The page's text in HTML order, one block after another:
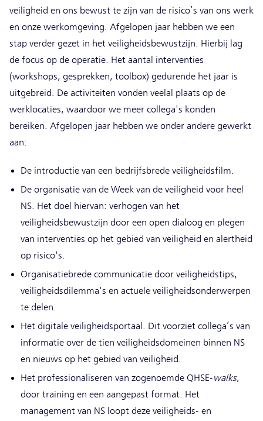
veiligheid en ons bewust te zijn van de risico’s van ons werk
en onze werkomgeving. Afgelopen jaar hebben we een
stap verder gezet in het veiligheidsbewustzijn. Hierbij lag
de focus op de operatie. Het aantal interventies
(workshops, gesprekken, toolbox) gedurende het jaar is
uitgebreid. De activiteiten vonden veelal plaats op de
werklocaties, waardoor we meer collega's konden
bereiken. Afgelopen jaar hebben we onder andere gewerkt
aan:
De introductie van een bedrijfsbrede veiligheidsfilm.
De organisatie van de Week van de veiligheid voor heel
NS. Het doel hiervan: verhogen van het
veiligheidsbewustzijn door een open dialoog en plegen
van interventies op het gebied van veiligheid en alertheid
op risico's.
Organisatiebrede communicatie door veiligheidstips,
veiligheidsdilemma's en actuele veiligheidsonderwerpen
te delen.
Het digitale veiligheidsportaal. Dit voorziet collega’s van
informatie over de tien veiligheidsdomeinen binnen NS
en nieuws op het gebied van veiligheid.
Het professionaliseren van zogenoemde QHSE-walks,
door training en een aangepast format. Het
management van NS loopt deze veiligheids- en